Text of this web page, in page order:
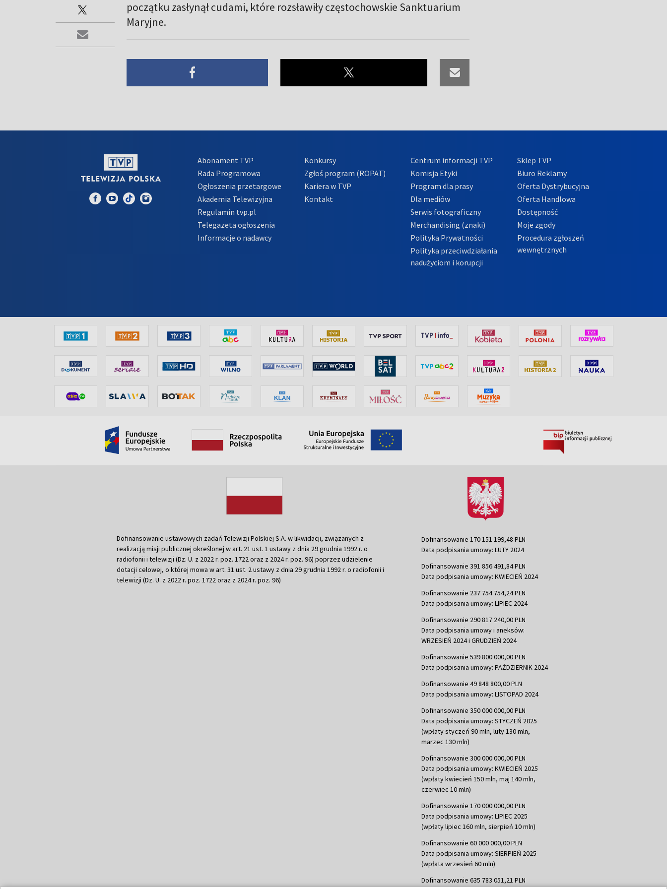
początku zasłynął cudami, które rozsławiły częstochowskie Sanktuarium
Maryjne.
Abonament TVP
Rada Programowa
Ogłoszenia przetargowe
Akademia Telewizyjna
Regulamin tvp.pl
Telegazeta ogłoszenia
Informacje o nadawcy
Konkursy
Zgłoś program (ROPAT)
Kariera w TVP
Kontakt
Centrum informacji TVP
Komisja Etyki
Program dla prasy
Dla mediów
Serwis fotograficzny
Merchandising (znaki)
Polityka Prywatności
Polityka przeciwdziałania
nadużyciom i korupcji
Sklep TVP
Biuro Reklamy
Oferta Dystrybucyjna
Oferta Handlowa
Dostępność
Moje zgody
Procedura zgłoszeń
wewnętrznych
Dofinansowanie ustawowych zadań Telewizji Polskiej S.A. w likwidacji, związanych z
realizacją misji publicznej określonej w art. 21 ust. 1 ustawy z dnia 29 grudnia 1992 r. o
radiofonii i telewizji (Dz. U. z 2022 r. poz. 1722 oraz z 2024 r. poz. 96) poprzez udzielenie
dotacji celowej, o której mowa w art. 31 ust. 2 ustawy z dnia 29 grudnia 1992 r. o radiofonii i
telewizji (Dz. U. z 2022 r. poz. 1722 oraz z 2024 r. poz. 96)
Dofinansowanie 170 151 199,48 PLN
Data podpisania umowy: LUTY 2024
Dofinansowanie 391 856 491,84 PLN
Data podpisania umowy: KWIECIEŃ 2024
Dofinansowanie 237 754 754,24 PLN
Data podpisania umowy: LIPIEC 2024
Dofinansowanie 290 817 240,00 PLN
Data podpisania umowy i aneksów:
WRZESIEŃ 2024 i GRUDZIEŃ 2024
Dofinansowanie 539 800 000,00 PLN
Data podpisania umowy: PAŹDZIERNIK 2024
Dofinansowanie 49 848 800,00 PLN
Data podpisania umowy: LISTOPAD 2024
Dofinansowanie 350 000 000,00 PLN
Data podpisania umowy: STYCZEŃ 2025
(wpłaty styczeń 90 mln, luty 130 mln,
marzec 130 mln)
Dofinansowanie 300 000 000,00 PLN
Data podpisania umowy: KWIECIEŃ 2025
(wpłaty kwiecień 150 mln, maj 140 mln,
czerwiec 10 mln)
Dofinansowanie 170 000 000,00 PLN
Data podpisania umowy: LIPIEC 2025
(wpłaty lipiec 160 mln, sierpień 10 mln)
Dofinansowanie 60 000 000,00 PLN
Data podpisania umowy: SIERPIEŃ 2025
(wpłata wrzesień 60 mln)
Dofinansowanie 635 783 051,21 PLN